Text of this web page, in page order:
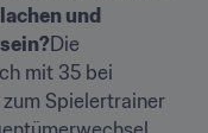
und
Die
mit 35 bei
Spielertrainer